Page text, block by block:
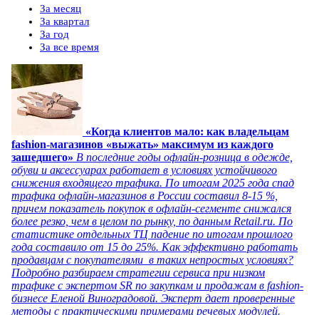
За месяц
За квартал
За год
За все время
«Когда клиентов мало: как владельцам
fashion-магазинов «выжать» максимум из каждого
зашедшего» В последние годы офлайн-розница в одежде,
обуви и аксессуарах работает в условиях устойчивого
снижения входящего трафика. По итогам 2025 года спад
трафика офлайн-магазинов в России составил 8-15 %,
причем показатель покупок в офлайн-сегменте снижался
более резко, чем в целом по рынку, по данным Retail.ru. По
статистике отдельных ТЦ падение по итогам прошлого
года составило от 15 до 25%. Как эффективно работать
продавцам с покупателями в таких непростых условиях?
Подробно разбираем стратегии сервиса при низком
трафике с экспертом SR по закупкам и продажам в fashion-
бизнесе Еленой Виноградовой. Эксперт дает проверенные
методы с практическими примерами речевых модулей.